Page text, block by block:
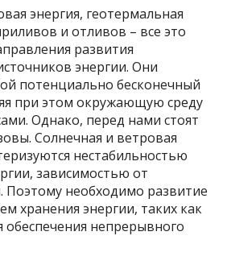
энергия, геотермальная
и отливов – все это
развития
энергии. Они
потенциально бесконечный
при этом окружающую среду
Однако, перед нами стоят
Солнечная и ветровая
нестабильностью
зависимостью от
Поэтому необходимо развитие
хранения энергии, таких как
обеспечения непрерывного